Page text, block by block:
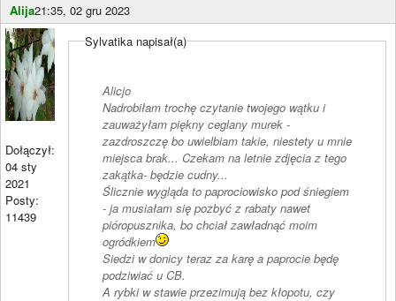
Alija21:35, 02 gru 2023
Dołączył:
04 sty
2021
Posty:
11439
Sylvatika napisał(a)
Alicjo
Nadrobiłam trochę czytanie twojego wątku i
zauważyłam piękny ceglany murek -
zazdroszczę bo uwielbiam takie, niestety u mnie
miejsca brak... Czekam na letnie zdjęcia z tego
zakątka- będzie cudny...
Ślicznie wygląda to paprociowisko pod śniegiem
- ja musiałam się pozbyć z rabaty nawet
pióropusznika, bo chciał zawładnąć moim
ogródkiem
Siedzi w donicy teraz za karę a paprocie będę
podziwiać u CB.
A rybki w stawie przezimują bez kłopotu, czy